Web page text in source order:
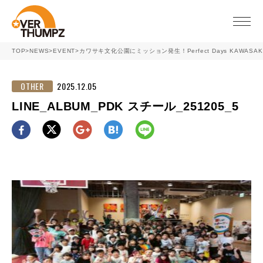
toggle
TOP>NEWS>EVENT>カワサキ文化公園にミッション発生！Perfect Days
OTHER 2025.12.05
LINE_ALBUM_PDK スチール_251205_5